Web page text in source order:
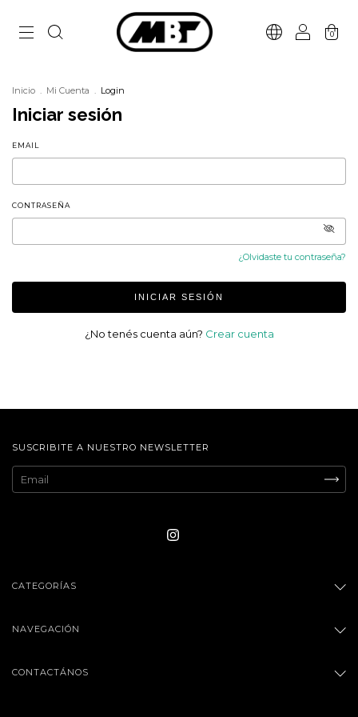
0
Inicio . Mi Cuenta . Login
Iniciar sesión
EMAIL
CONTRASEÑA
¿Olvidaste tu contraseña?
INICIAR SESIÓN
¿No tenés cuenta aún? Crear cuenta
SUSCRIBITE A NUESTRO NEWSLETTER
CATEGORÍAS
NAVEGACIÓN
CONTACTÁNOS